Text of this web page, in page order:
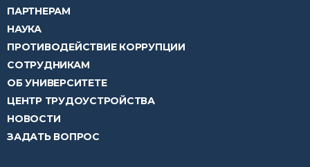
ПАРТНЕРАМ
НАУКА
ПРОТИВОДЕЙСТВИЕ КОРРУПЦИИ
СОТРУДНИКАМ
ОБ УНИВЕРСИТЕТЕ
ЦЕНТР ТРУДОУСТРОЙСТВА
НОВОСТИ
ЗАДАТЬ ВОПРОС